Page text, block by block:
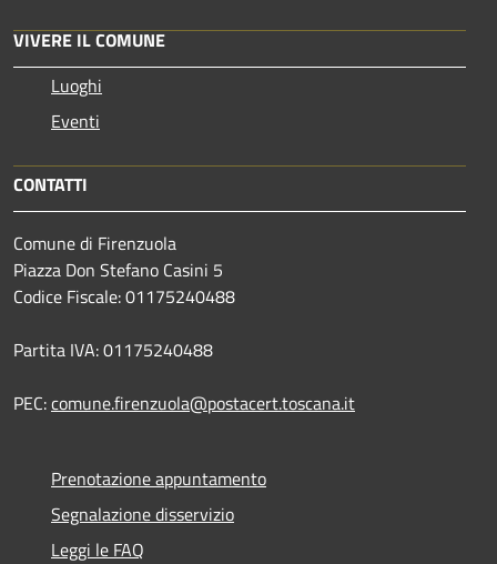
VIVERE IL COMUNE
Luoghi
Eventi
CONTATTI
Comune di Firenzuola
Piazza Don Stefano Casini 5
Codice Fiscale: 01175240488
Partita IVA: 01175240488
PEC:comune.firenzuola@postacert.toscana.it
Prenotazione appuntamento
Segnalazione disservizio
Leggi le FAQ